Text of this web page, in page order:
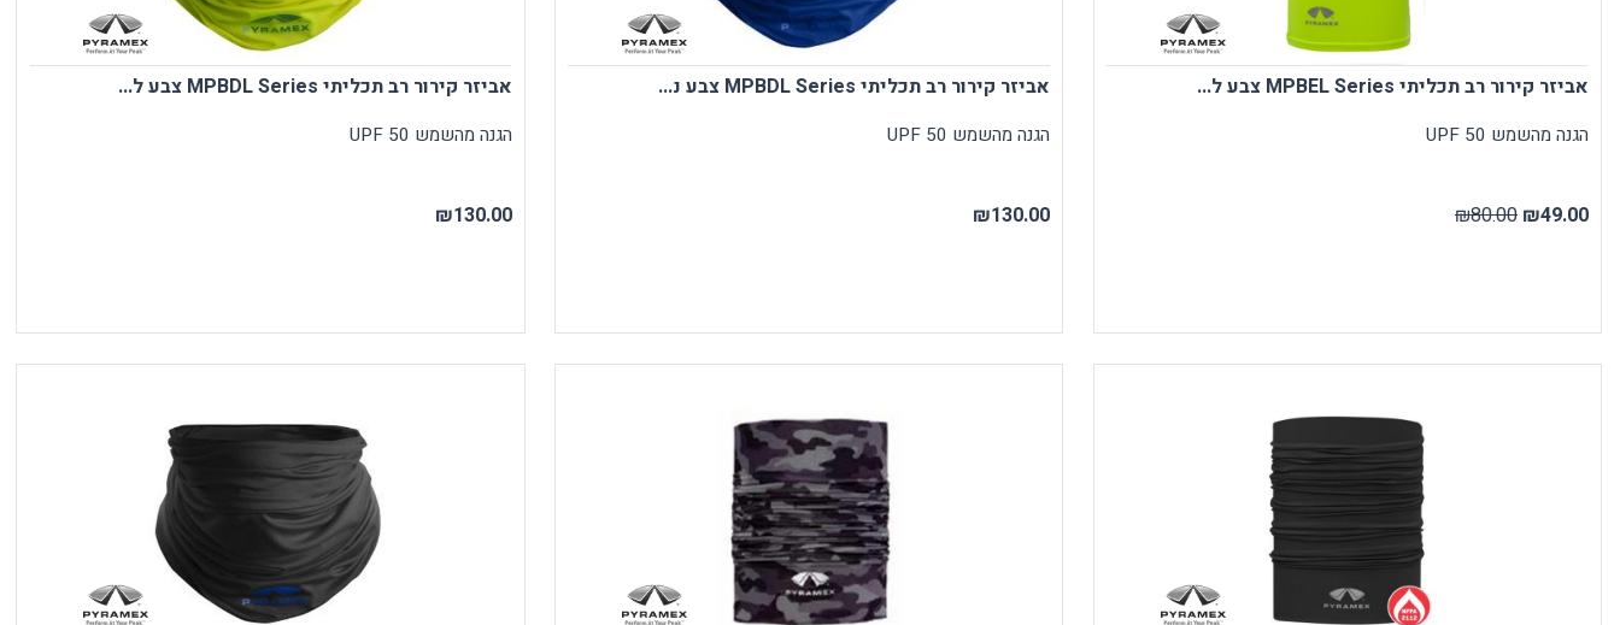
אביזר קירור רב תכליתי MPBEL Series צבע ל...
הגנה מהשמש UPF 50
₪49.00
₪80.00
אביזר קירור רב תכליתי MPBDL Series צבע נ...
הגנה מהשמש UPF 50
₪130.00
אביזר קירור רב תכליתי MPBDL Series צבע ל...
הגנה מהשמש UPF 50
₪130.00